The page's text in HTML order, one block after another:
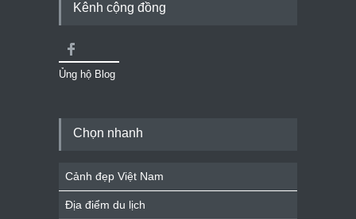
Kênh cộng đồng
Ủng hộ Blog
Chọn nhanh
Cảnh đẹp Việt Nam
Địa điểm du lịch